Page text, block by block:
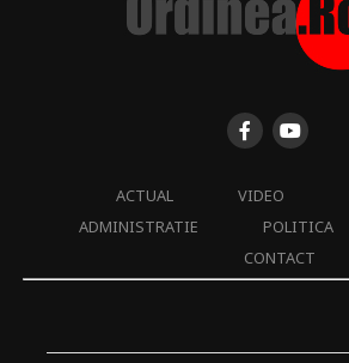
ACTUAL VIDEO
ADMINISTRATIE
POLITICA
CONTACT